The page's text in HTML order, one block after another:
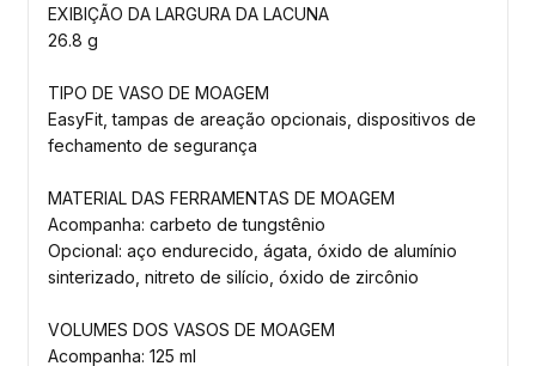
EXIBIÇÃO DA LARGURA DA LACUNA
26.8 g
TIPO DE VASO DE MOAGEM
EasyFit, tampas de areação opcionais, dispositivos de
fechamento de segurança
MATERIAL DAS FERRAMENTAS DE MOAGEM
Acompanha: carbeto de tungstênio
Opcional: aço endurecido, ágata, óxido de alumínio
sinterizado, nitreto de silício, óxido de zircônio
VOLUMES DOS VASOS DE MOAGEM
Acompanha: 125 ml